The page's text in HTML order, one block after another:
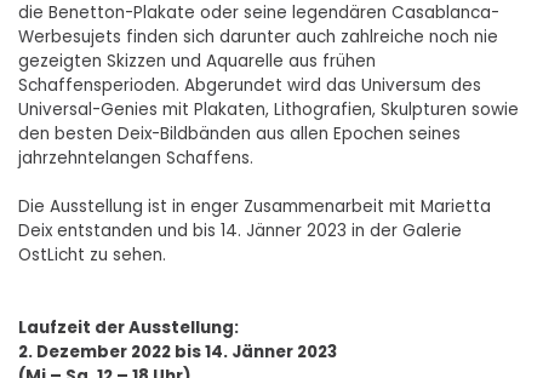
die Benetton-Plakate oder seine legendären Casablanca-
Werbesujets finden sich darunter auch zahlreiche noch nie
gezeigten Skizzen und Aquarelle aus frühen
Schaffensperioden. Abgerundet wird das Universum des
Universal-Genies mit Plakaten, Lithografien, Skulpturen sowie
den besten Deix-Bildbänden aus allen Epochen seines
jahrzehntelangen Schaffens.
Die Ausstellung ist in enger Zusammenarbeit mit Marietta
Deix entstanden und bis 14. Jänner 2023 in der Galerie
OstLicht zu sehen.
Laufzeit der Ausstellung:
2. Dezember 2022 bis 14. Jänner 2023